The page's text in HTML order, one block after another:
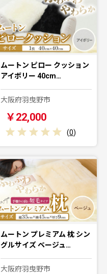
ムートン ピロー クッション
アイボリー 40cm…
大阪府羽曳野市
￥22,000
(0)
ムートン プレミアム 枕 シン
グルサイズ ベージュ…
大阪府羽曳野市